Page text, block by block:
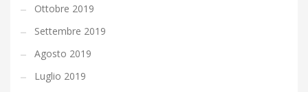
Ottobre 2019
Settembre 2019
Agosto 2019
Luglio 2019